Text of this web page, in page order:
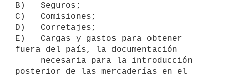
B)   Seguros;
C)   Comisiones;
D)   Corretajes;
E)   Cargas y gastos para obtener
fuera del país, la documentación
posterior de las mercaderías en el